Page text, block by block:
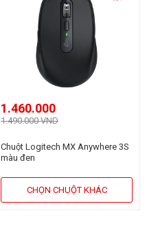
1.460.000
1.490.000 VND
Chuột Logitech MX Anywhere 3S
màu đen
CHỌN CHUỘT KHÁC